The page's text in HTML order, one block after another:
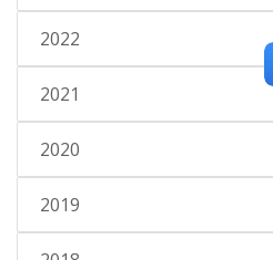
2022
2021
2020
2019